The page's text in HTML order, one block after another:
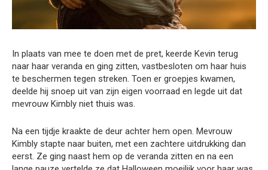
In plaats van mee te doen met de pret, keerde Kevin terug
naar haar veranda en ging zitten, vastbesloten om haar huis
te beschermen tegen streken. Toen er groepjes kwamen,
deelde hij snoep uit van zijn eigen voorraad en legde uit dat
mevrouw Kimbly niet thuis was.
Na een tijdje kraakte de deur achter hem open. Mevrouw
Kimbly stapte naar buiten, met een zachtere uitdrukking dan
eerst. Ze ging naast hem op de veranda zitten en na een